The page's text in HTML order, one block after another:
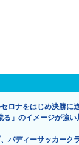
ロナをはじめ決勝に
る」のイメージが強
バディーサッカーク